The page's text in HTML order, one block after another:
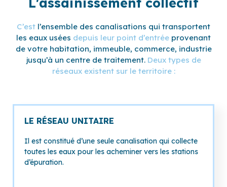
C’est l’ensemble des canalisations qui transportent
les eaux usées depuis leur point d’entrée provenant
de votre habitation, immeuble, commerce, industrie
jusqu’à un centre de traitement.Deux types de
réseaux existent sur le territoire :
LE RÉSEAU UNITAIRE
Il est constitué d’une seule canalisation qui collecte
toutes les eaux pour les acheminer vers les stations
d’épuration.